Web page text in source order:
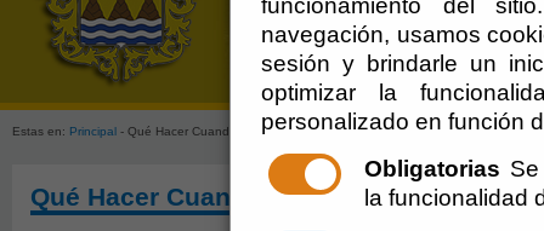
navegación, usamos
sesión y brindarle un
optimizar la
personalizado en función
Obligatorias
la funcionalidad
Estas en: Principal - Qué Hacer Cuando: Buscas - Ofreces Trabajo
Qué Hacer Cuando: Buscas - Ofreces